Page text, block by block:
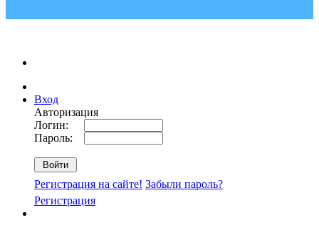
Вход
Авторизация
Логин:
Пароль:
Регистрация на сайте! Забыли пароль?
Регистрация